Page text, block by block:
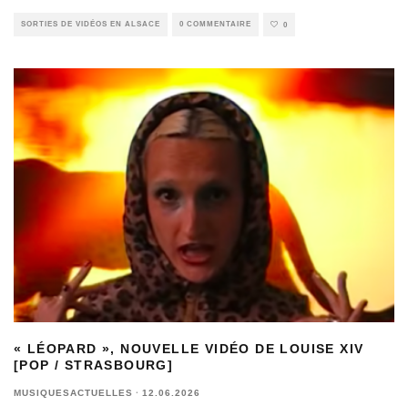
SORTIES DE VIDÉOS EN ALSACE 0 COMMENTAIRE 0
« LÉOPARD », NOUVELLE VIDÉO DE LOUISE XIV
[POP / STRASBOURG]
MUSIQUESACTUELLES · 12.06.2026